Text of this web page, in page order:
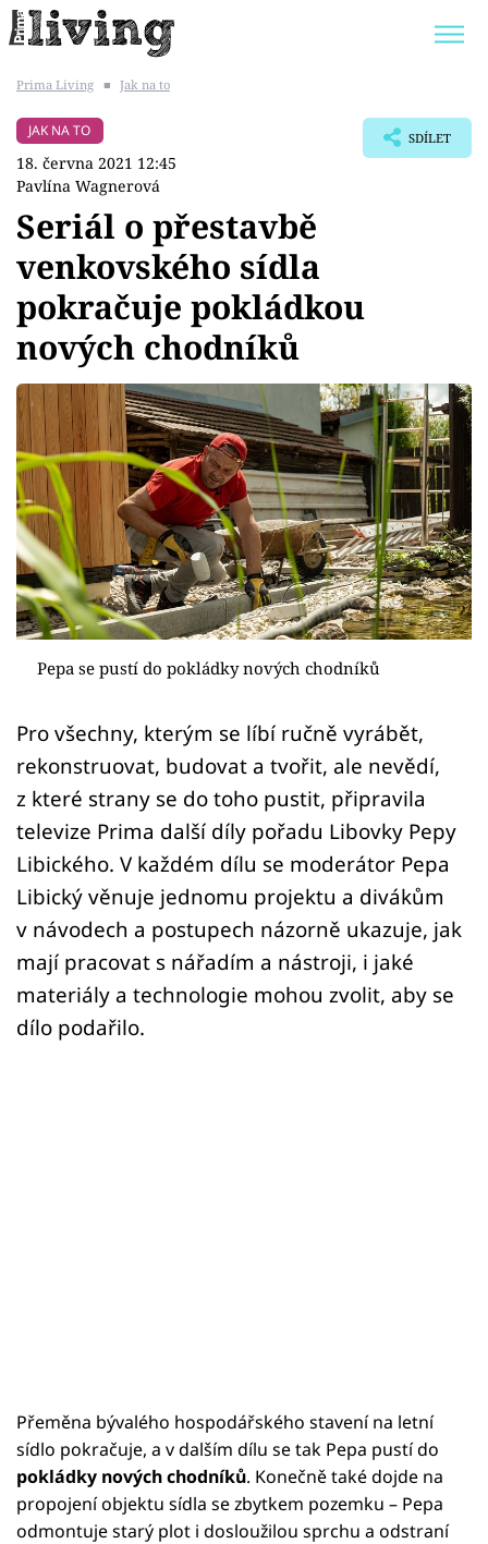
BYDLENÍ SLAVNÝCH
Témata
Bydlení
Zahrada
Design
Sledujte prima+
Přihlášení
Sledujte nás
Prima Living ■ Jak na to
JAK NA TO
18. června 2021 12:45
Pavlína Wagnerová
SDÍLET
Seriál o přestavbě
venkovského sídla
pokračuje pokládkou
nových chodníků
Pepa se pustí do pokládky nových chodníků
Pro všechny, kterým se líbí ručně vyrábět,
rekonstruovat, budovat a tvořit, ale nevědí,
z které strany se do toho pustit, připravila
televize Prima další díly pořadu Libovky Pepy
Libického. V každém dílu se moderátor Pepa
Libický věnuje jednomu projektu a divákům
v návodech a postupech názorně ukazuje, jak
mají pracovat s nářadím a nástroji, i jaké
materiály a technologie mohou zvolit, aby se
dílo podařilo.
Přeměna bývalého hospodářského stavení na letní
sídlo pokračuje, a v dalším dílu se tak Pepa pustí do
pokládky nových chodníků. Konečně také dojde na
propojení objektu sídla se zbytkem pozemku – Pepa
odmontuje starý plot i dosloužilou sprchu a odstraní